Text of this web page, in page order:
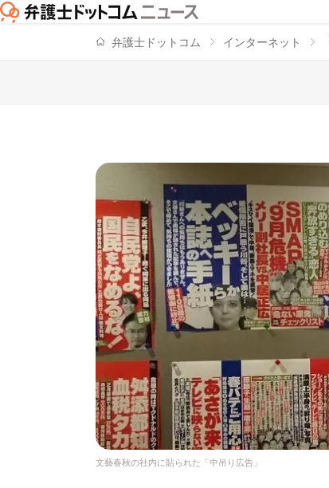
弁護士ドットコム インターネット
文藝春秋の社内に貼られた「中吊り広告」